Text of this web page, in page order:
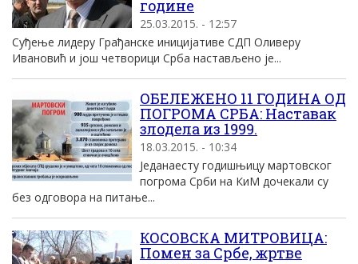
године
25.03.2015. - 12:57
Суђење лидеру Грађанске иницијативе СДП Оливеру
Ивановић и још четворици Срба настављено је...
ОБЕЛЕЖЕНО 11 ГОДИНА ОД
ПОГРОМА СРБА: Наставак
злодела из 1999.
18.03.2015. - 10:34
Једанаесту годишњицу мартовског
погрома Срби на КиМ дочекали су
без одговора на питање...
КОСОВСКА МИТРОВИЦА:
Помен за Србе, жртве